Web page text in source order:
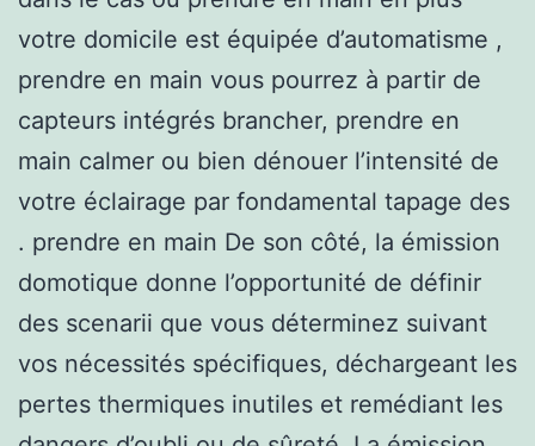
votre domicile est équipée d’automatisme ,
prendre en main vous pourrez à partir de
capteurs intégrés brancher, prendre en
main calmer ou bien dénouer l’intensité de
votre éclairage par fondamental tapage des
. prendre en main De son côté, la émission
domotique donne l’opportunité de définir
des scenarii que vous déterminez suivant
vos nécessités spécifiques, déchargeant les
pertes thermiques inutiles et remédiant les